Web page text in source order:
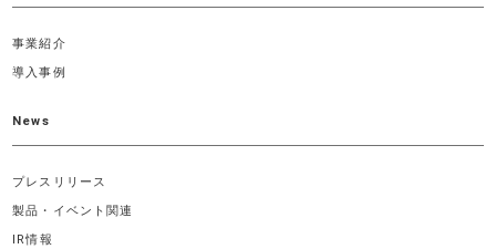
事業紹介
導入事例
News
プレスリリース
製品・イベント関連
IR情報